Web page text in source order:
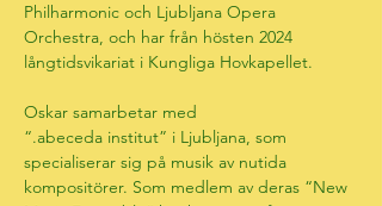
Philharmonic och Ljubljana Opera
Orchestra, och har från hösten 2024
långtidsvikariat i Kungliga Hovkapellet.
Oskar samarbetar med
“.abeceda institut” i Ljubljana, som
specialiserar sig på musik av nutida
kompositörer. Som medlem av deras “New